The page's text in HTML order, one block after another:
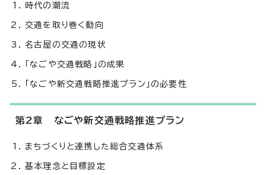
時代の潮流
交通を取り巻く動向
名古屋の交通の現状
「なごや交通戦略」の成果
「なごや新交通戦略推進プラン」の必要性
第2章 なごや新交通戦略推進プラン
まちづくりと連携した総合交通体系
基本理念と目標設定